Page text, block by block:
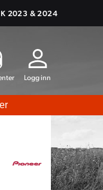
2023 & 2024
Logg inn